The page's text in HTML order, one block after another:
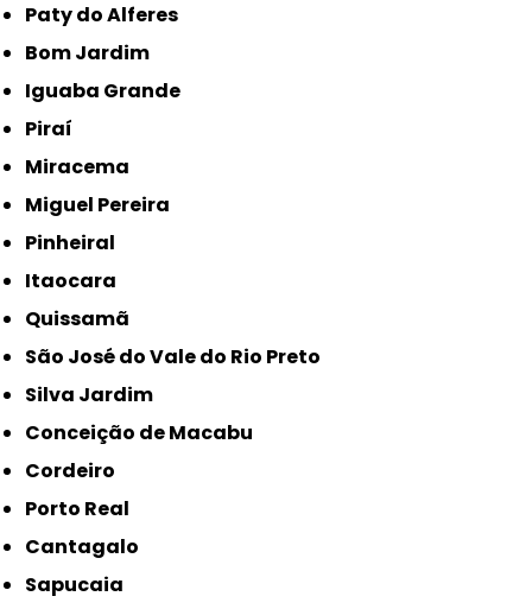
Paty do Alferes
Bom Jardim
Iguaba Grande
Piraí
Miracema
Miguel Pereira
Pinheiral
Itaocara
Quissamã
São José do Vale do Rio Preto
Silva Jardim
Conceição de Macabu
Cordeiro
Porto Real
Cantagalo
Sapucaia